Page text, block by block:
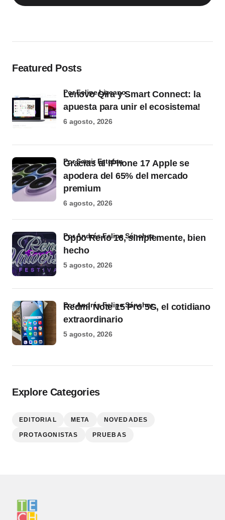
Featured Posts
Lenovo Qira y Smart Connect: la
apuesta para unir el ecosistema!
por Felipe Lizcano
6 agosto, 2026
Gracias al iPhone 17 Apple se
apodera del 65% del mercado
premium
por Samir Estefan
6 agosto, 2026
Oppo Reno 16, simplemente, bien
hecho
por Andrés Felipe Sánchez
5 agosto, 2026
Redmi Note 15 Pro 5G, el cotidiano
extraordinario
por Andrés Felipe Sánchez
5 agosto, 2026
Explore Categories
EDITORIAL META NOVEDADES
PROTAGONISTAS PRUEBAS